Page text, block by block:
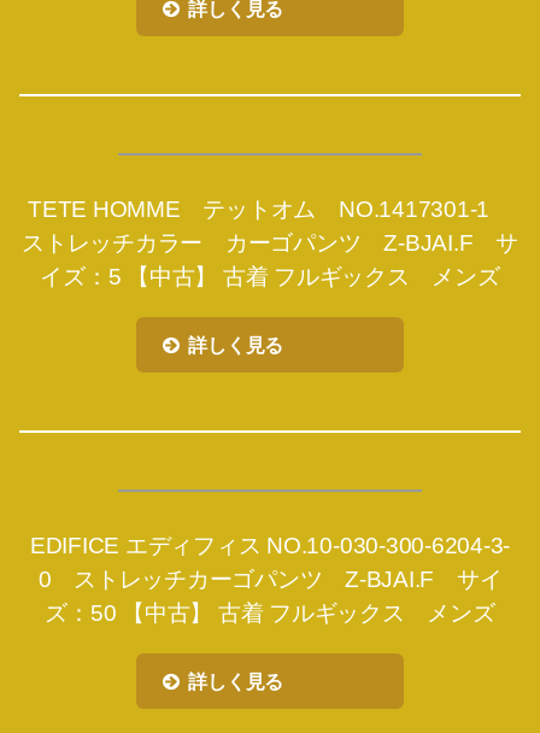
詳しく見る
TETE HOMME テットオム NO.1417301-1
ストレッチカラー カーゴパンツ Z-BJAI.F サ
イズ：5 【中古】 古着 フルギックス メンズ
詳しく見る
EDIFICE エディフィス NO.10-030-300-6204-3-
0 ストレッチカーゴパンツ Z-BJAI.F サイ
ズ：50 【中古】 古着 フルギックス メンズ
詳しく見る